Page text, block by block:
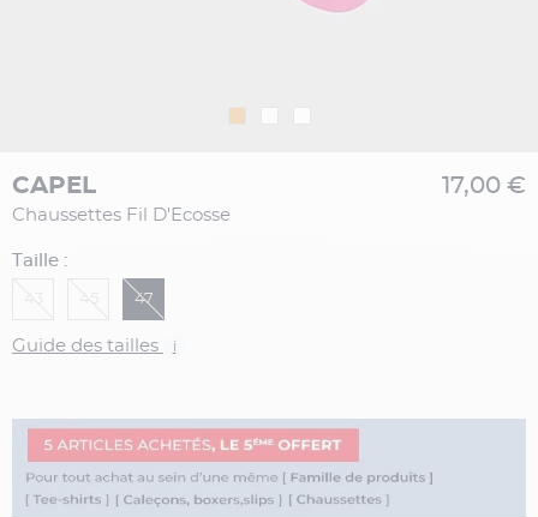
CAPEL
Chaussettes Fil D'Ecosse
17,00 €
Taille :
47
Guide des tailles i